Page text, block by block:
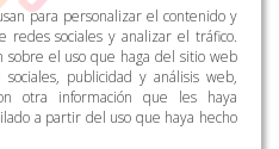
para personalizar el contenido y
redes sociales y analizar el tráfico.
sobre el uso que haga del sitio web
publicidad y análisis web,
otra información que les haya
a partir del uso que haya hecho